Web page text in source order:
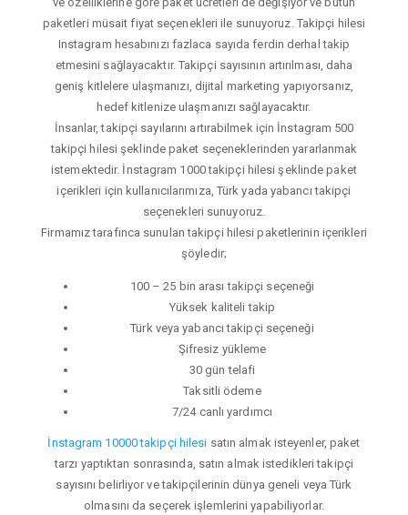
paketleri müsait fiyat seçenekleri ile sunuyoruz. Takipçi hilesi
Instagram hesabınızı fazlaca sayıda ferdin derhal takip
etmesini sağlayacaktır. Takipçi sayısının artırılması, daha
geniş kitlelere ulaşmanızı, dijital marketing yapıyorsanız,
hedef kitlenize ulaşmanızı sağlayacaktır.
İnsanlar, takipçi sayılarını artırabilmek için İnstagram 500
takipçi hilesi şeklinde paket seçeneklerinden yararlanmak
istemektedir. İnstagram 1000 takipçi hilesi şeklinde paket
içerikleri için kullanıcılarımıza, Türk yada yabancı takipçi
seçenekleri sunuyoruz.
Firmamız tarafınca sunulan takipçi hilesi paketlerinin içerikleri
şöyledir;
100 – 25 bin arası takipçi seçeneği
Yüksek kaliteli takip
Türk veya yabancı takipçi seçeneği
Şifresiz yükleme
30 gün telafi
Taksitli ödeme
7/24 canlı yardımcı
İnstagram 10000 takipçi hilesi satın almak isteyenler, paket
tarzı yaptıktan sonrasında, satın almak istedikleri takipçi
sayısını belirliyor ve takipçilerinin dünya geneli veya Türk
olmasını da seçerek işlemlerini yapabiliyorlar.